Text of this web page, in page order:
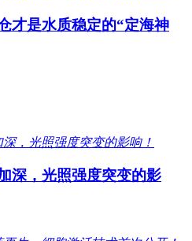
才是水质稳定的“定海神
深，光照强度突变的影